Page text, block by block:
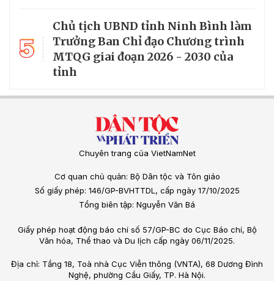
5
Chủ tịch UBND tỉnh Ninh Bình làm
Trưởng Ban Chỉ đạo Chương trình
MTQG giai đoạn 2026 - 2030 của
tỉnh
Chuyên trang của VietNamNet
Cơ quan chủ quản: Bộ Dân tộc và Tôn giáo
Số giấy phép: 146/GP-BVHTTDL, cấp ngày 17/10/2025
Tổng biên tập: Nguyễn Văn Bá
Giấy phép hoạt động báo chí số 57/GP-BC do Cục Báo chí, Bộ
Văn hóa, Thể thao và Du lịch cấp ngày 06/11/2025.
Địa chỉ: Tầng 18, Toà nhà Cục Viễn thông (VNTA), 68 Dương Đình
Nghệ, phường Cầu Giấy, TP. Hà Nội.